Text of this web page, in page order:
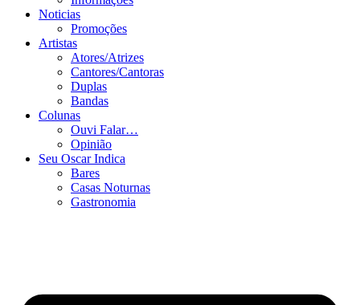
Noticias
Promoções
Artistas
Atores/Atrizes
Cantores/Cantoras
Duplas
Bandas
Colunas
Ouvi Falar…
Opinião
Seu Oscar Indica
Bares
Casas Noturnas
Gastronomia